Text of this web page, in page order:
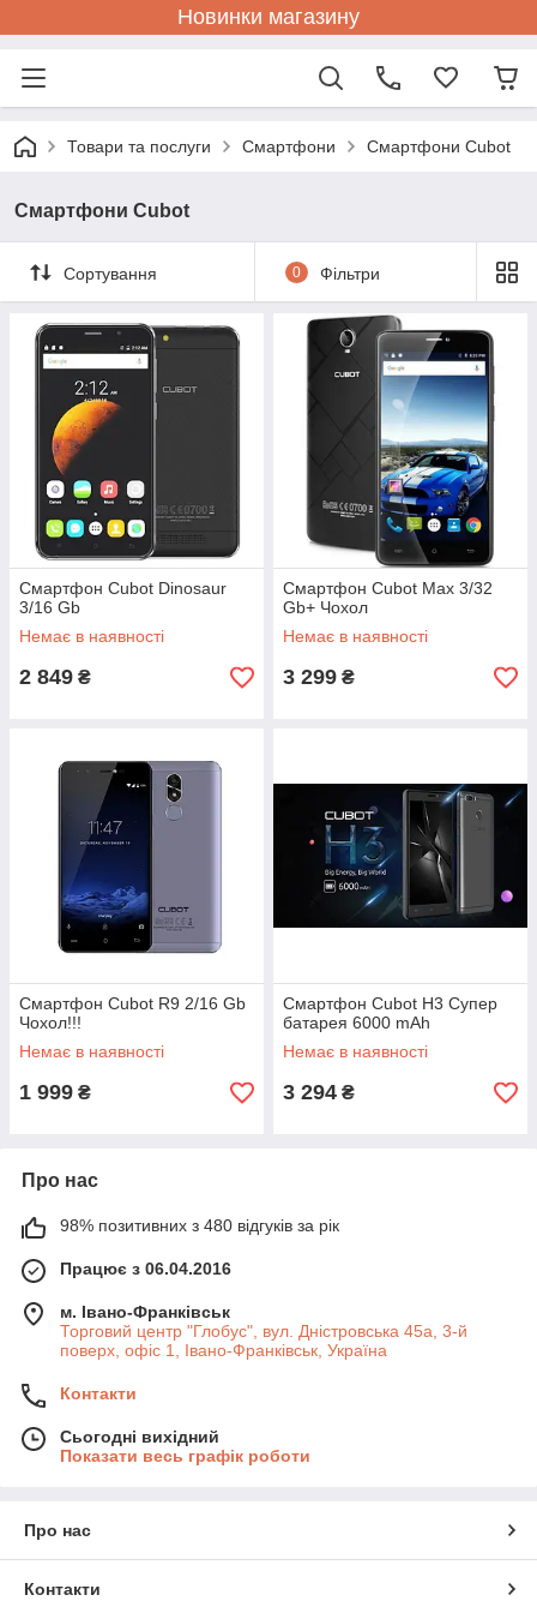
Новинки магазину
Товари та послуги Смартфони Смартфони Cubot
Смартфони Cubot
Сортування 0 Фільтри
Смартфон Cubot Dinosaur
3/16 Gb
Немає в наявності
2 849 ₴
Смартфон Cubot Max 3/32
Gb+ Чохол
Немає в наявності
3 299 ₴
Смартфон Cubot R9 2/16 Gb
Чохол!!!
Немає в наявності
1 999 ₴
Смартфон Cubot H3 Супер
батарея 6000 mAh
Немає в наявності
3 294 ₴
Про нас
98% позитивних з 480 відгуків за рік
Працює з 06.04.2016
м. Івано-Франківськ
Торговий центр "Глобус", вул. Дністровська 45а, 3-й
поверх, офіс 1, Івано-Франківськ, Україна
Контакти
Сьогодні вихідний
Показати весь графік роботи
Про нас
Контакти